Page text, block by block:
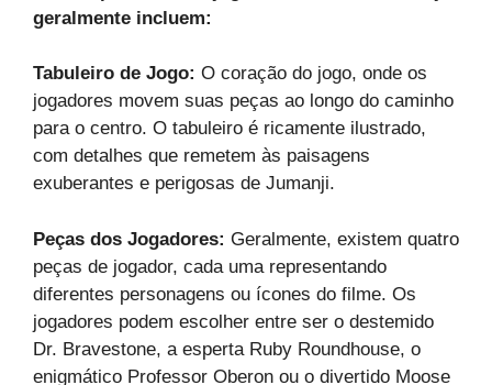
geralmente incluem:
Tabuleiro de Jogo: O coração do jogo, onde os
jogadores movem suas peças ao longo do caminho
para o centro. O tabuleiro é ricamente ilustrado,
com detalhes que remetem às paisagens
exuberantes e perigosas de Jumanji.
Peças dos Jogadores: Geralmente, existem quatro
peças de jogador, cada uma representando
diferentes personagens ou ícones do filme. Os
jogadores podem escolher entre ser o destemido
Dr. Bravestone, a esperta Ruby Roundhouse, o
enigmático Professor Oberon ou o divertido Moose